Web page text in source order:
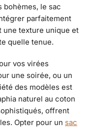
bohèmes, le sac
parfaitement
une texture unique et
quelle tenue.
vos virées
une soirée, ou un
des modèles est
naturel au coton
offrent
Opter pour un sac